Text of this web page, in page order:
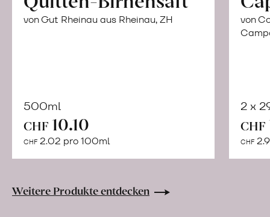
von Gut Rheinau aus Rheinau, ZH
500ml
CHF 10.10
CHF 2.02 pro 100ml
Warenkorb
von
2 x
CHF
CHF
Weitere Produkte entdecken